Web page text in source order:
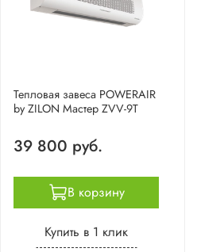
Тепловая завеса POWERAIR
by ZILON Мастер ZVV-9T
39 800 руб.
В корзину
Купить в 1 клик